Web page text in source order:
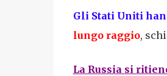
Gli Stati Uniti
lungo raggio,
La Russia si